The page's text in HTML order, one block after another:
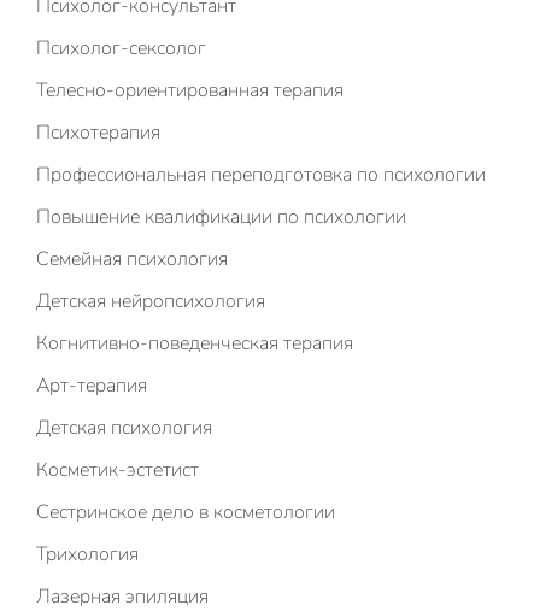
Психолог-консультант
Психолог-сексолог
Телесно-ориентированная терапия
Психотерапия
Профессиональная переподготовка по психологии
Повышение квалификации по психологии
Семейная психология
Детская нейропсихология
Когнитивно-поведенческая терапия
Арт-терапия
Детская психология
Косметик-эстетист
Сестринское дело в косметологии
Трихология
Лазерная эпиляция